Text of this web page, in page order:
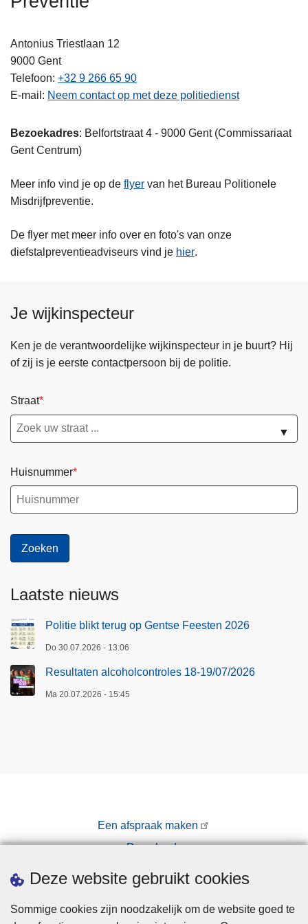
Deze website gebruikt cookies
Sommige cookies zijn noodzakelijk om de website goed te
Antonius Triestlaan 12
9000 Gent
Telefoon +32 9 266 65 90
E-mail
Neem contact op met deze politiedienst
Bezoekadres: Belfortstraat 4 - 9000 Gent (Commissariaat
Gent Centrum)
Meer info vind je op de flyer van het Bureau Politionele
Misdrijfpreventie.
De flyer met meer info over en foto's van onze
diefstalpreventieadviseurs vind je hier.
Je wijkinspecteur
Ken je de verantwoordelijke wijkinspecteur in je buurt? Hij
of zij is je eerste contactpersoon bij de politie.
Straat
▼
Huisnummer
Laatste nieuws
Politie blikt terug op Gentse Feesten 2026
Do 30.07.2026 - 13:06
Resultaten alcoholcontroles 18-19/07/2026
Ma 20.07.2026 - 15:45
Een afspraak maken
Downloads
Pers